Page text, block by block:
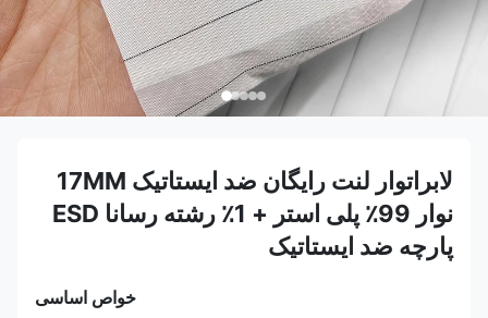
لابراتوار لنت رایگان ضد ایستاتیک 17MM
نوار 99٪ پلی استر + 1٪ رشته رسانا ESD
پارچه ضد ایستاتیک
خواص اساسی